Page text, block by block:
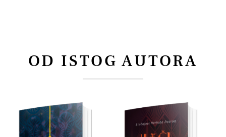
OD ISTOG AUTORA